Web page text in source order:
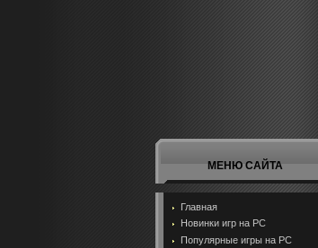
МЕНЮ САЙТА
Главная
Новинки игр на PC
Популярные игры на PC